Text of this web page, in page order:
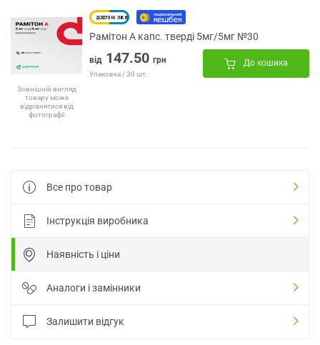
Зовнішній вигляд
товару може
відрізнятися від
фотографії
Рамітон А капс. тверді 5мг/5мг №30
від 147.50 грн
Упаковка / 30 шт.
До кошика
Все про товар
Інструкція виробника
Наявність і ціни
Аналоги і замінники
Залишити відгук